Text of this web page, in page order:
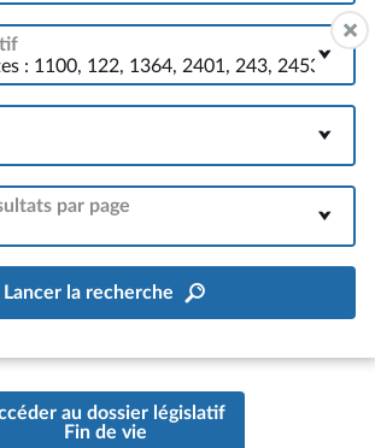
par page
Lancer la recherche
au dossier législatif
Fin de vie